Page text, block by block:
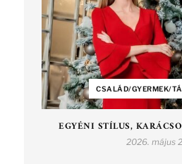
CSALÁD/GYERMEK/
EGYÉNI STÍLUS,
2026. május